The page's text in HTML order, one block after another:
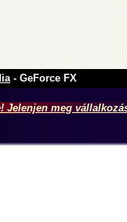
- GeForce FX
Jelenjen meg